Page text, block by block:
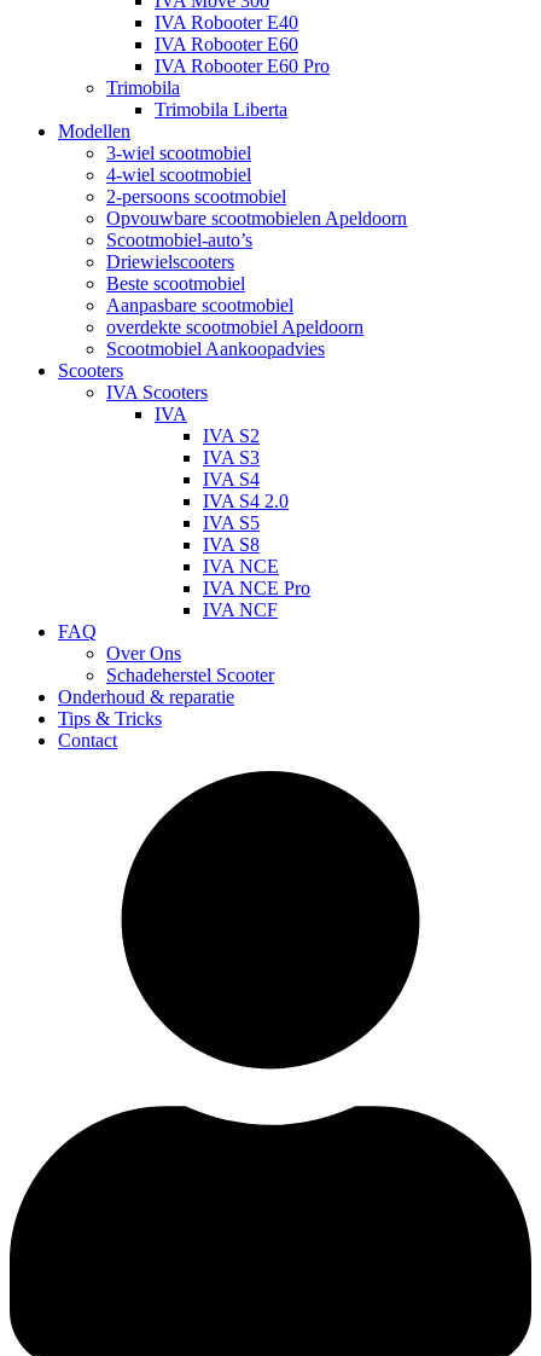
IVA Robooter E40
IVA Robooter E60
IVA Robooter E60 Pro
Trimobila
Trimobila Liberta
Modellen
3-wiel scootmobiel
4-wiel scootmobiel
2-persoons scootmobiel
Opvouwbare scootmobielen Apeldoorn
Scootmobiel-auto’s
Driewielscooters
Beste scootmobiel
Aanpasbare scootmobiel
overdekte scootmobiel Apeldoorn
Scootmobiel Aankoopadvies
Scooters
IVA Scooters
IVA
IVA S2
IVA S3
IVA S4
IVA S4 2.0
IVA S5
IVA S8
IVA NCE
IVA NCE Pro
IVA NCF
FAQ
Over Ons
Schadeherstel Scooter
Onderhoud & reparatie
Tips & Tricks
Contact